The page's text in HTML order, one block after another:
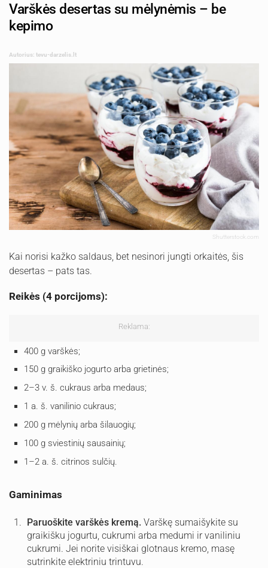
Varškės desertas su mėlynėmis – be
kepimo
Autorius: tevu-darzelis.lt
Shutterstock.com
Kai norisi kažko saldaus, bet nesinori jungti orkaitės, šis
desertas – pats tas.
Reikės (4 porcijoms):
Reklama:
400 g varškės;
150 g graikiško jogurto arba grietinės;
2–3 v. š. cukraus arba medaus;
1 a. š. vanilinio cukraus;
200 g mėlynių arba šilauogių;
100 g sviestinių sausainių;
1–2 a. š. citrinos sulčių.
Gaminimas
Paruoškite varškės kremą. Varškę sumaišykite su
graikišku jogurtu, cukrumi arba medumi ir vaniliniu
cukrumi. Jei norite visiškai glotnaus kremo, masę
sutrinkite elektriniu trintuvu.